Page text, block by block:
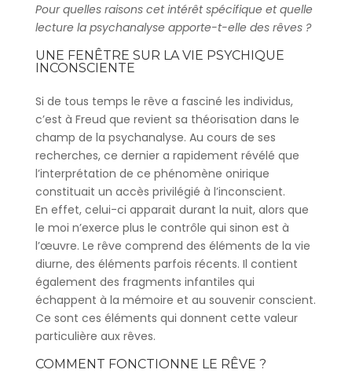
Pour quelles raisons cet intérêt spécifique et quelle
lecture la psychanalyse apporte-t-elle des rêves ?
UNE FENÊTRE SUR LA VIE PSYCHIQUE
INCONSCIENTE
Si de tous temps le rêve a fasciné les individus,
c’est à Freud que revient sa théorisation dans le
champ de la psychanalyse. Au cours de ses
recherches, ce dernier a rapidement révélé que
l’interprétation de ce phénomène onirique
constituait un accès privilégié à l’inconscient.
En effet, celui-ci apparait durant la nuit, alors que
le moi n’exerce plus le contrôle qui sinon est à
l’œuvre. Le rêve comprend des éléments de la vie
diurne, des éléments parfois récents. Il contient
également des fragments infantiles qui
échappent à la mémoire et au souvenir conscient.
Ce sont ces éléments qui donnent cette valeur
particulière aux rêves.
COMMENT FONCTIONNE LE RÊVE ?